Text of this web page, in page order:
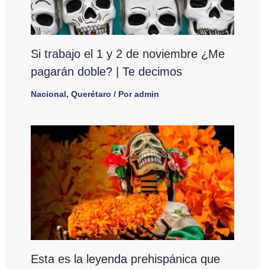
Si trabajo el 1 y 2 de noviembre ¿Me
pagarán doble? | Te decimos
Nacional, Querétaro / Poradmin
Esta es la leyenda prehispánica que